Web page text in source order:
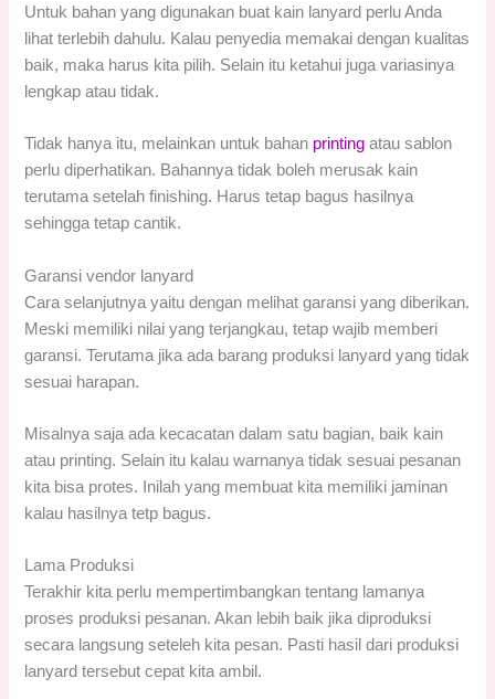
Untuk bahan yang digunakan buat kain lanyard perlu Anda
lihat terlebih dahulu. Kalau penyedia memakai dengan kualitas
baik, maka harus kita pilih. Selain itu ketahui juga variasinya
lengkap atau tidak.
Tidak hanya itu, melainkan untuk bahan printing atau sablon
perlu diperhatikan. Bahannya tidak boleh merusak kain
terutama setelah finishing. Harus tetap bagus hasilnya
sehingga tetap cantik.
Garansi vendor lanyard
Cara selanjutnya yaitu dengan melihat garansi yang diberikan.
Meski memiliki nilai yang terjangkau, tetap wajib memberi
garansi. Terutama jika ada barang produksi lanyard yang tidak
sesuai harapan.
Misalnya saja ada kecacatan dalam satu bagian, baik kain
atau printing. Selain itu kalau warnanya tidak sesuai pesanan
kita bisa protes. Inilah yang membuat kita memiliki jaminan
kalau hasilnya tetp bagus.
Lama Produksi
Terakhir kita perlu mempertimbangkan tentang lamanya
proses produksi pesanan. Akan lebih baik jika diproduksi
secara langsung seteleh kita pesan. Pasti hasil dari produksi
lanyard tersebut cepat kita ambil.